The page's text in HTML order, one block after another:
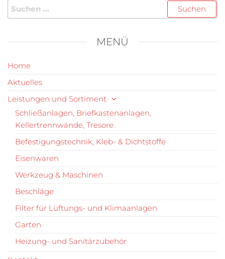
MENÜ
Home
Aktuelles
Leistungen und Sortiment
Schließanlagen, Briefkastenanlagen,
Kellertrennwände, Tresore
Befestigungstechnik, Kleb- & Dichtstoffe
Eisenwaren
Werkzeug & Maschinen
Beschläge
Filter für Lüftungs- und Klimaanlagen
Garten
Heizung- und Sanitärzubehör